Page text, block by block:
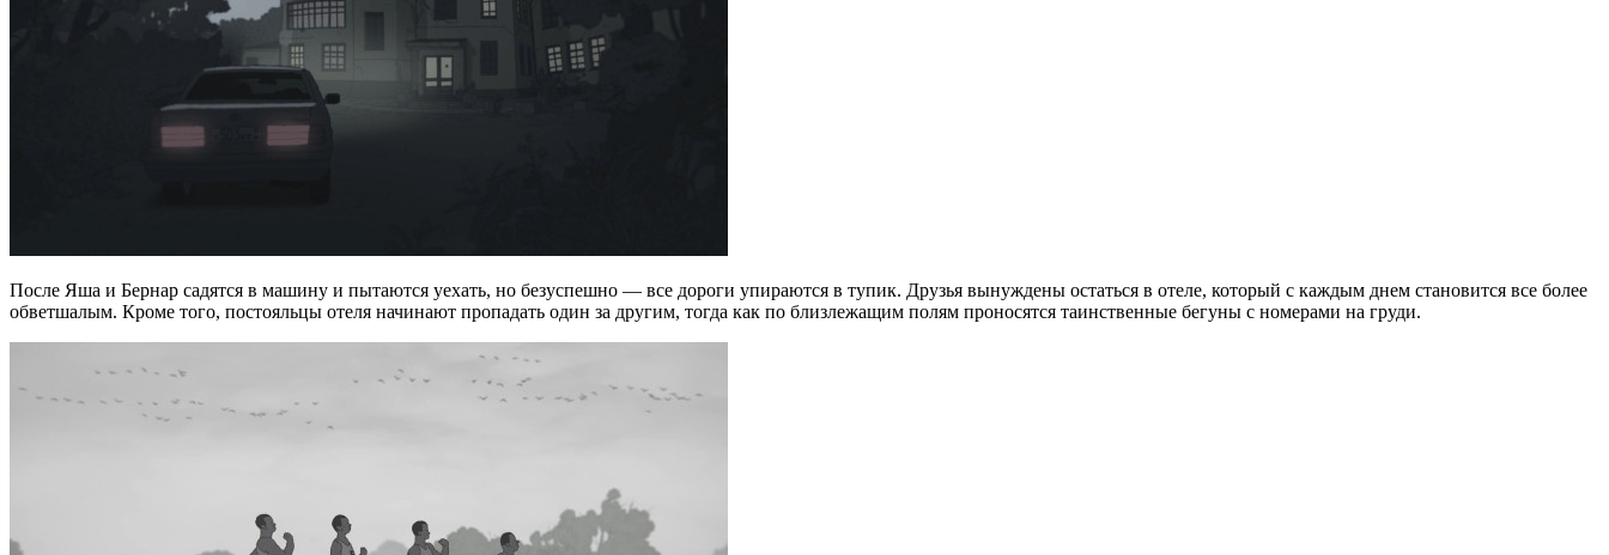
После Яша и Бернар садятся в машину и пытаются уехать, но безуспешно — все дороги упираются в тупик. Друзья вынуждены остаться в отеле, который с каждым днем становится все более
обветшалым. Кроме того, постояльцы отеля начинают пропадать один за другим, тогда как по близлежащим полям проносятся таинственные бегуны с номерами на груди.